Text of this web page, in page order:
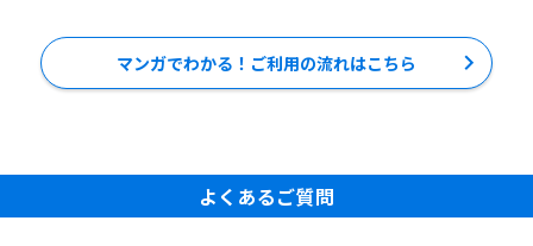
マンガでわかる！ご利用の流れはこちら
よくあるご質問